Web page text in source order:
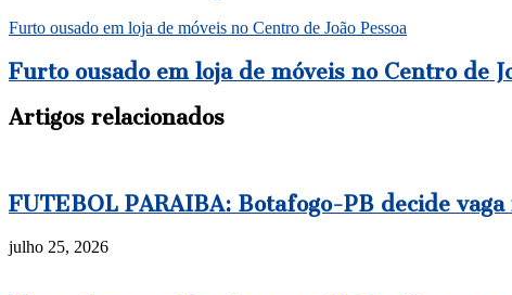
Furto ousado em loja de móveis no Centro de João Pessoa
Furto ousado em loja de móveis no Centro de
Artigos relacionados
FUTEBOL PARAIBA: Botafogo-PB decide
julho 25, 2026